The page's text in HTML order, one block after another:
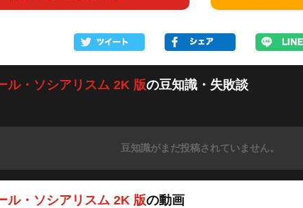
ル・ソシアリスム 2K 版の豆知識・失敗談
豆知識がまだ投稿されていません。
ル・ソシアリスム 2K 版の動画